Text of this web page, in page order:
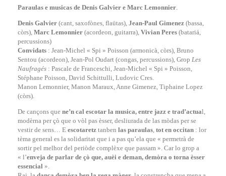
Paraulas e musicas de Denis Galvier e Marc Lemonnier.
Denis Galvier (cant, saxofònes, flaütas), Jean-Paul Gimenez (bassa,
còrs), Marc Lemonnier (acordeon, guitarra), Vivian Peres (batariá,
percussions)
Convidats : Jean-Michel « Spi » Poisson (armonicà, còrs), Bruno
Sentou (acordeon), Jean-Pol Oudart (congas, percussions), Grop Les
Naufragés : Pascale de Franceschi, Jean-Michel « Spi » Poisson,
Stéphane Poisson, David Schittulli, Ludovic Cres.
Manon Lemonnier, Manon Maraux, Anne Gimenez, Tiphaine Lopez
(còrs).
De cançons que ne’n cal escotar la musica, entre jazz e trad’actual,
modèrna per çò que o vòl pas èsser, desliurada de las mòdas per se
vestir de sens… E escotaretz tanben las paraulas, tot en occitan : lor
tèma general es la solidaritat que i a pas qu’ela que « permetrà de
sortir pel melhor del periòde complèxe que passam ». Car lo grop a
« l’enveja de parlar de çò que, auèi e deman, demòra o torna èsser
essencial ».